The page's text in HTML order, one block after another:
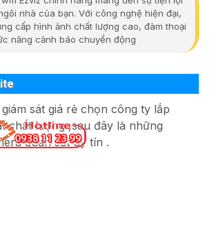
nhà của bạn. Với công nghệ hiện đại,
cấp hình ảnh chất lượng cao, đàm thoại
năng cảnh báo chuyển động
sát giá rẻ chọn công ty lắp
chất lượng ,sau đây là những
quan sát uy tín .